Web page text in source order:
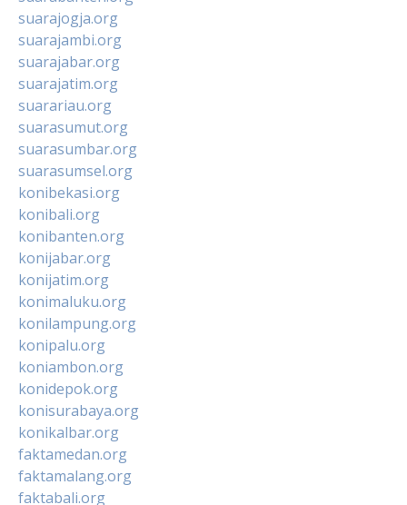
suarajogja.org
suarajambi.org
suarajabar.org
suarajatim.org
suarariau.org
suarasumut.org
suarasumbar.org
suarasumsel.org
konibekasi.org
konibali.org
konibanten.org
konijabar.org
konijatim.org
konimaluku.org
konilampung.org
konipalu.org
koniambon.org
konidepok.org
konisurabaya.org
konikalbar.org
faktamedan.org
faktamalang.org
faktabali.org